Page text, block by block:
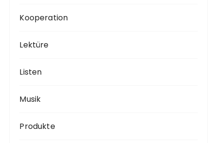
Kooperation
Lektüre
Listen
Musik
Produkte